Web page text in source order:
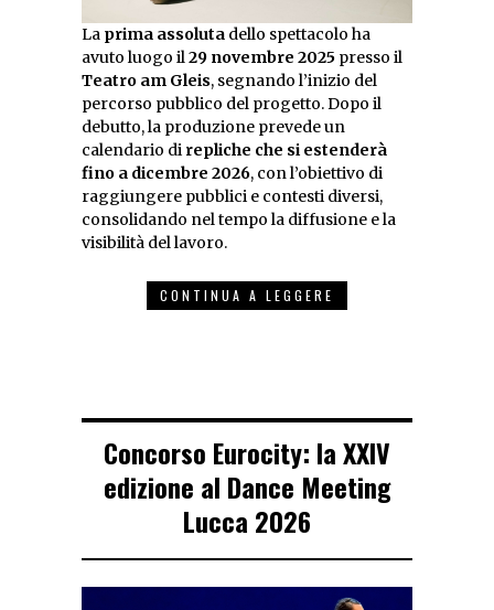
La prima assoluta dello spettacolo ha
avuto luogo il 29 novembre 2025 presso il
Teatro am Gleis, segnando l’inizio del
percorso pubblico del progetto. Dopo il
debutto, la produzione prevede un
calendario di repliche che si estenderà
fino a dicembre 2026, con l’obiettivo di
raggiungere pubblici e contesti diversi,
consolidando nel tempo la diffusione e la
visibilità del lavoro.
CONTINUA A LEGGERE
Concorso Eurocity: la XXIV
edizione al Dance Meeting
Lucca 2026